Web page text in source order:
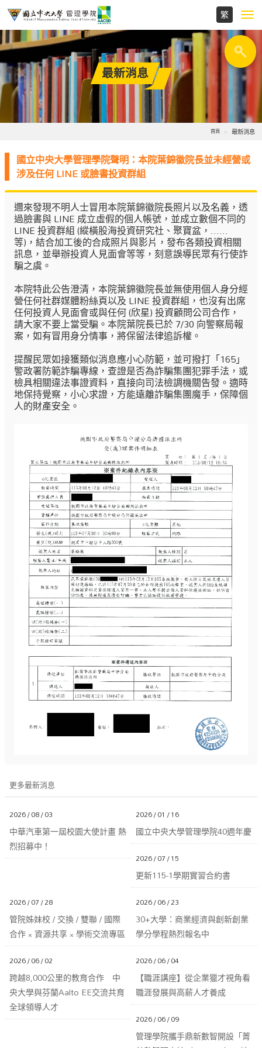
最新消息
首頁 最新消息
國立中央大學管理學院聲明：本院葉錦徽院長並未經營或
涉及任何 LINE 或臉書投資群組
邇來發現不明人士冒用本院葉錦徽院長照片以及名義，透
過臉書與 LINE 成立虛假的個人帳號，並成立數個不同的
LINE 投資群組 (縱橫股海投資研究社、聚寶盆，......
等)，結合加工後的合成照片與影片，發布各類投資相關
訊息，並舉辦投資人見面會等等，刻意誤導民眾有行使詐
騙之虞。
本院特此公告澄清，本院葉錦徽院長並無使用個人身分經
營任何社群媒體粉絲頁以及 LINE 投資群組，也沒有出席
任何投資人見面會或與任何 (欣星) 投資顧問公司合作，
請大家不要上當受騙。本院葉院長已於 7/30 向警察局報
案，如有冒用身分情事，將保留法律追訴權。
提醒民眾如接獲類似消息應小心防範，並可撥打「165」
警政署防範詐騙專線，查證是否為詐騙集團犯罪手法，或
檢具相關違法事證資料，直接向司法檢調機關告發。適時
地保持覺察，小心求證，方能遠離詐騙集團魔手，保障個
人的財產安全。
更多最新消息
2026 / 08 / 03
中華汽車第一屆校園大使計畫 熱
烈招募中！
2026 / 01 / 16
國立中央大學管理學院40週年慶
2026 / 07 / 15
更新115-1學期實習合約書
2026 / 07 / 28
管院姊妹校 / 交換 / 雙聯 / 國際
合作 × 資源共享 × 學術交流專區
2026 / 06 / 23
30+大學：商業經濟與創新創業
學分學程熱烈報名中
2026 / 06 / 02
跨越8,000公里的教育合作 中
央大學與芬蘭Aalto EE交流共育
全球領導人才
2026 / 06 / 04
【職涯講座】從企業獵才視角看
職涯發展與高薪人才養成
2026 / 06 / 09
管理學院攜手鼎新數智開設「菁